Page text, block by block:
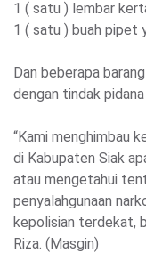
1 ( satu ) lembar
1 ( satu ) buah pipet
Dan beberapa
dengan tindak
“Kami menghimbau
di Kabupaten Siak
atau mengetahui
penyalahgunaan
kepolisian terdekat,
Riza. (Masgin)